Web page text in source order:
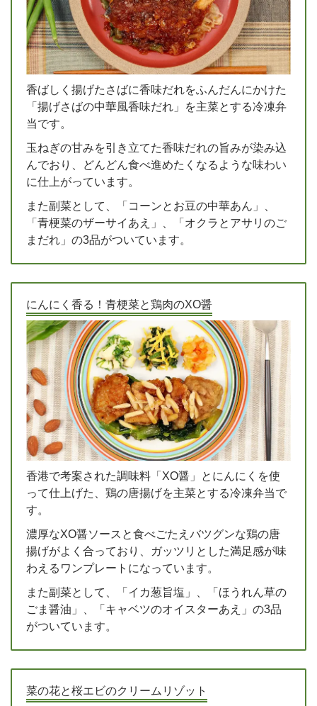
香ばしく揚げたさばに香味だれをふんだんにかけた
「揚げさばの中華風香味だれ」を主菜とする冷凍弁
当です。
玉ねぎの甘みを引き立てた香味だれの旨みが染み込
んでおり、どんどん食べ進めたくなるような味わい
に仕上がっています。
また副菜として、「コーンとお豆の中華あん」、
「青梗菜のザーサイあえ」、「オクラとアサリのご
まだれ」の3品がついています。
にんにく香る！青梗菜と鶏肉のXO醤
香港で考案された調味料「XO醤」とにんにくを使
って仕上げた、鶏の唐揚げを主菜とする冷凍弁当で
す。
濃厚なXO醤ソースと食べごたえバツグンな鶏の唐
揚げがよく合っており、ガッツリとした満足感が味
わえるワンプレートになっています。
また副菜として、「イカ葱旨塩」、「ほうれん草の
ごま醤油」、「キャベツのオイスターあえ」の3品
がついています。
菜の花と桜エビのクリームリゾット